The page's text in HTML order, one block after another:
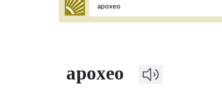
Termo a buscar
BUSCAR NOS LEMAS
apoxeo